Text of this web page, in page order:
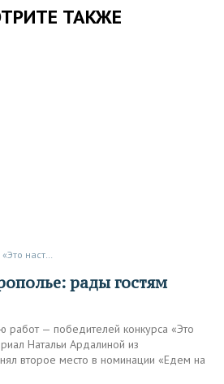
ТАКЖЕ
Кавказ»
— победителей конкурса «Это
Натальи Ардалиной из
второе место в номинации «Едем на